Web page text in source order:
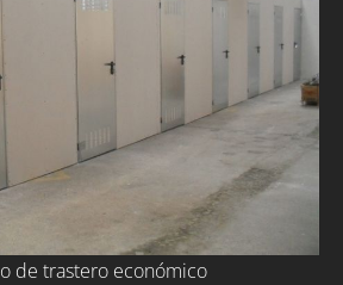
de trastero económico